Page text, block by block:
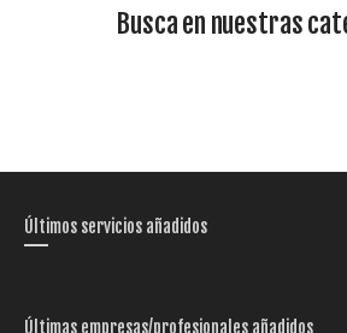
Busca en nuestras
Últimos servicios añadidos
Últimas empresas/profesionales añadidos